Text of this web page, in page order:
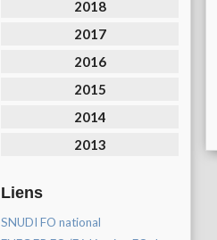
2018
2017
2016
2015
2014
2013
Liens
SNUDI FO national